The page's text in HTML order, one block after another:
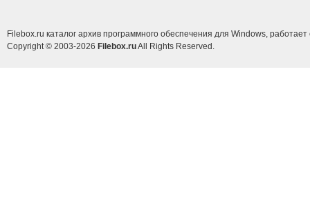
Filebox.ru каталог архив программного обеспечения для Windows, работает
Copyright © 2003-2026 Filebox.ruAll Rights Reserved.